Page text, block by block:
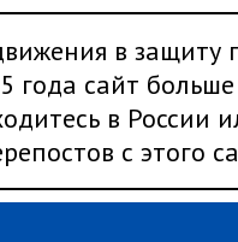
в защиту
года сайт
в России
с этого